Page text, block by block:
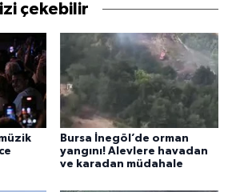
çekebilir
Bursa İnegöl’de orman
yangını! Alevlere havadan
ve karadan müdahale